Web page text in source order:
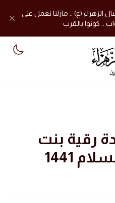
الزهراء (ع) .. مازلنا نعمل على
.. كونوا بالقرب
رقية بنت
الحسين عليها السلام 1441